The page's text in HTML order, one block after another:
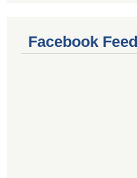
Facebook Feed